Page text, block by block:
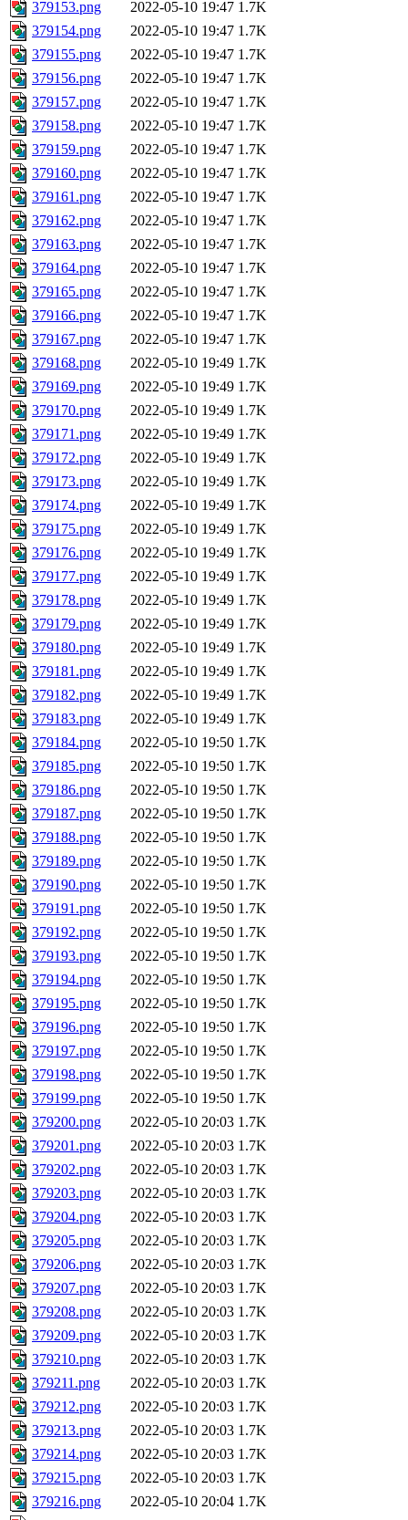
379153.png
2022-05-10 19:47 1.7K
379154.png
2022-05-10 19:47 1.7K
379155.png
2022-05-10 19:47 1.7K
379156.png
2022-05-10 19:47 1.7K
379157.png
2022-05-10 19:47 1.7K
379158.png
2022-05-10 19:47 1.7K
379159.png
2022-05-10 19:47 1.7K
379160.png
2022-05-10 19:47 1.7K
379161.png
2022-05-10 19:47 1.7K
379162.png
2022-05-10 19:47 1.7K
379163.png
2022-05-10 19:47 1.7K
379164.png
2022-05-10 19:47 1.7K
379165.png
2022-05-10 19:47 1.7K
379166.png
2022-05-10 19:47 1.7K
379167.png
2022-05-10 19:47 1.7K
379168.png
2022-05-10 19:49 1.7K
379169.png
2022-05-10 19:49 1.7K
379170.png
2022-05-10 19:49 1.7K
379171.png
2022-05-10 19:49 1.7K
379172.png
2022-05-10 19:49 1.7K
379173.png
2022-05-10 19:49 1.7K
379174.png
2022-05-10 19:49 1.7K
379175.png
2022-05-10 19:49 1.7K
379176.png
2022-05-10 19:49 1.7K
379177.png
2022-05-10 19:49 1.7K
379178.png
2022-05-10 19:49 1.7K
379179.png
2022-05-10 19:49 1.7K
379180.png
2022-05-10 19:49 1.7K
379181.png
2022-05-10 19:49 1.7K
379182.png
2022-05-10 19:49 1.7K
379183.png
2022-05-10 19:49 1.7K
379184.png
2022-05-10 19:50 1.7K
379185.png
2022-05-10 19:50 1.7K
379186.png
2022-05-10 19:50 1.7K
379187.png
2022-05-10 19:50 1.7K
379188.png
2022-05-10 19:50 1.7K
379189.png
2022-05-10 19:50 1.7K
379190.png
2022-05-10 19:50 1.7K
379191.png
2022-05-10 19:50 1.7K
379192.png
2022-05-10 19:50 1.7K
379193.png
2022-05-10 19:50 1.7K
379194.png
2022-05-10 19:50 1.7K
379195.png
2022-05-10 19:50 1.7K
379196.png
2022-05-10 19:50 1.7K
379197.png
2022-05-10 19:50 1.7K
379198.png
2022-05-10 19:50 1.7K
379199.png
2022-05-10 19:50 1.7K
379200.png
2022-05-10 20:03 1.7K
379201.png
2022-05-10 20:03 1.7K
379202.png
2022-05-10 20:03 1.7K
379203.png
2022-05-10 20:03 1.7K
379204.png
2022-05-10 20:03 1.7K
379205.png
2022-05-10 20:03 1.7K
379206.png
2022-05-10 20:03 1.7K
379207.png
2022-05-10 20:03 1.7K
379208.png
2022-05-10 20:03 1.7K
379209.png
2022-05-10 20:03 1.7K
379210.png
2022-05-10 20:03 1.7K
379211.png
2022-05-10 20:03 1.7K
379212.png
2022-05-10 20:03 1.7K
379213.png
2022-05-10 20:03 1.7K
379214.png
2022-05-10 20:03 1.7K
379215.png
2022-05-10 20:03 1.7K
379216.png
2022-05-10 20:04 1.7K